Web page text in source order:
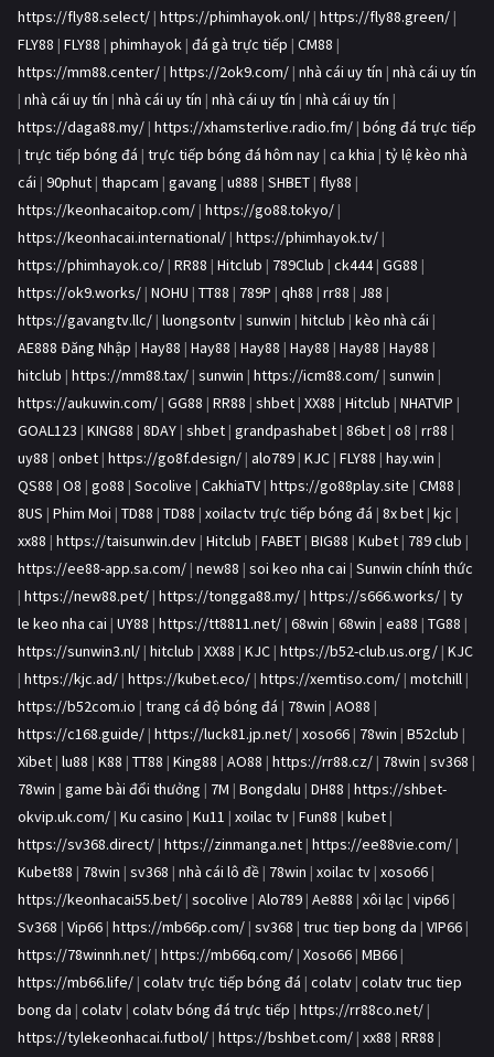
https://fly88.select/ | https://phimhayok.onl/ | https://fly88.green/ |
FLY88 | FLY88 | phimhayok | đá gà trực tiếp | CM88 |
https://mm88.center/ | https://2ok9.com/ | nhà cái uy tín | nhà cái uy tín
| nhà cái uy tín | nhà cái uy tín | nhà cái uy tín | nhà cái uy tín |
https://daga88.my/ | https://xhamsterlive.radio.fm/ | bóng đá trực tiếp
| trực tiếp bóng đá | trực tiếp bóng đá hôm nay | ca khia | tỷ lệ kèo nhà
cái | 90phut | thapcam | gavang | u888 | SHBET | fly88 |
https://keonhacaitop.com/ | https://go88.tokyo/ |
https://keonhacai.international/ | https://phimhayok.tv/ |
https://phimhayok.co/ | RR88 | Hitclub | 789Club | ck444| GG88 |
https://ok9.works/ | NOHU | TT88 | 789P | qh88 | rr88 | J88 |
https://gavangtv.llc/ | luongsontv | sunwin | hitclub | kèo nhà cái |
AE888 Đăng Nhập | Hay88 | Hay88 | Hay88 | Hay88 | Hay88 | Hay88 |
hitclub | https://mm88.tax/ | sunwin | https://icm88.com/ | sunwin |
https://aukuwin.com/ | GG88 | RR88 | shbet | XX88 | Hitclub | NHATVIP |
GOAL123 | KING88 | 8DAY | shbet | grandpashabet | 86bet | o8 | rr88 |
uy88 | onbet | https://go8f.design/ | alo789 | KJC | FLY88 | hay.win |
QS88 | O8 | go88 | Socolive | CakhiaTV | https://go88play.site | CM88 |
8US | Phim Moi | TD88 | TD88 | xoilactv trực tiếp bóng đá | 8x bet | kjc |
xx88 | https://taisunwin.dev | Hitclub | FABET | BIG88 | Kubet | 789 club |
https://ee88-app.sa.com/ | new88 | soi keo nha cai | Sunwin chính thức
| https://new88.pet/ | https://tongga88.my/ | https://s666.works/ | ty
le keo nha cai | UY88 | https://tt8811.net/ | 68win | 68win | ea88 | TG88 |
https://sunwin3.nl/ | hitclub | XX88 | KJC | https://b52-club.us.org/ | KJC
| https://kjc.ad/ | https://kubet.eco/ | https://xemtiso.com/ | motchill |
https://b52com.io | trang cá độ bóng đá | 78win | AO88 |
https://c168.guide/ | https://luck81.jp.net/ | xoso66 | 78win | B52club |
Xibet | lu88 | K88 | TT88 | King88 | AO88 | https://rr88.cz/ | 78win | sv368 |
78win | game bài đổi thưởng | 7M | Bongdalu | DH88 | https://shbet-
okvip.uk.com/ | Ku casino | Ku11 | xoilac tv | Fun88 | kubet |
https://sv368.direct/ | https://zinmanga.net | https://ee88vie.com/ |
Kubet88 | 78win | sv368 | nhà cái lô đề | 78win | xoilac tv | xoso66 |
https://keonhacai55.bet/ | socolive | Alo789 | Ae888 | xôi lạc | vip66 |
Sv368 | Vip66 | https://mb66p.com/ | sv368 | truc tiep bong da | VIP66 |
https://78winnh.net/ | https://mb66q.com/ | Xoso66 | MB66 |
https://mb66.life/ | colatv trực tiếp bóng đá | colatv | colatv truc tiep
bong da | colatv | colatv bóng đá trực tiếp | https://rr88co.net/ |
https://tylekeonhacai.futbol/ | https://bshbet.com/ | xx88 | RR88 |